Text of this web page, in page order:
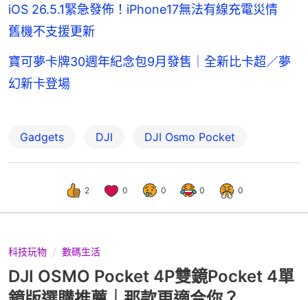
iOS 26.5.1緊急發佈！iPhone17無法有線充電災情
舊機不支援更新
寶可夢卡牌30週年紀念包9月發售｜全新比卡超／夢
幻新卡登場
Gadgets DJI DJI Osmo Pocket
2 0 0 0 0
科技玩物 數碼生活
DJI OSMO Pocket 4P雙鏡Pocket 4單